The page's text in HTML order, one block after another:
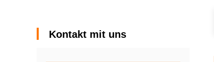
Kontakt mit uns